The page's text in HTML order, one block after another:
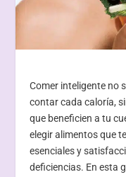
Comer inteligente no
contar cada caloría,
que beneficien a tu
elegir alimentos que
esenciales y
deficiencias. En esta